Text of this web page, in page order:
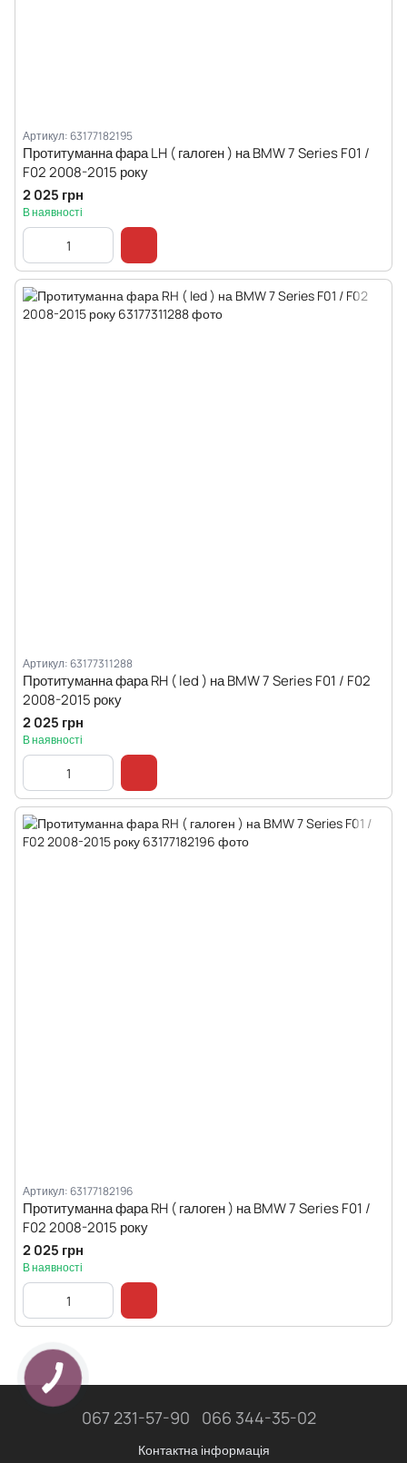
Артикул: 63177182195
Протитуманна фара LH ( галоген ) на BMW 7 Series F01 /
F02 2008-2015 року
2 025 грн
В наявності
Артикул: 63177311288
Протитуманна фара RH ( led ) на BMW 7 Series F01 / F02
2008-2015 року
2 025 грн
В наявності
Артикул: 63177182196
Протитуманна фара RH ( галоген ) на BMW 7 Series F01 /
F02 2008-2015 року
2 025 грн
В наявності
067 231-57-90 066 344-35-02
Контактна інформація